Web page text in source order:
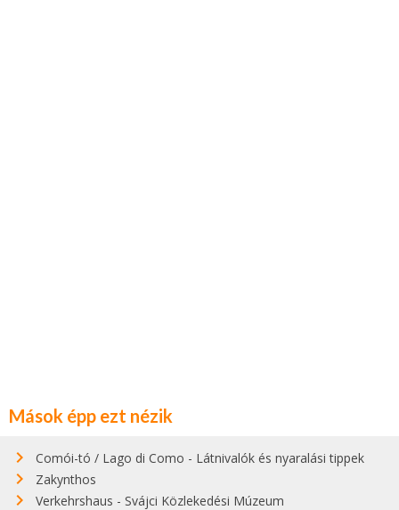
Mások épp ezt nézik
Comói-tó / Lago di Como - Látnivalók és nyaralási tippek
Zakynthos
Verkehrshaus - Svájci Közlekedési Múzeum